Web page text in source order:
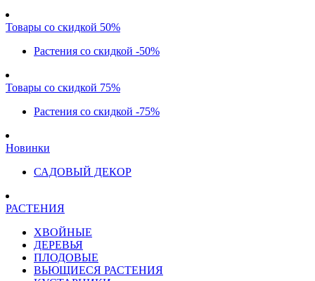
Товары со скидкой 50%
Растения со скидкой -50%
Товары со скидкой 75%
Растения со скидкой -75%
Новинки
САДОВЫЙ ДЕКОР
РАСТЕНИЯ
ХВОЙНЫЕ
ДЕРЕВЬЯ
ПЛОДОВЫЕ
ВЬЮЩИЕСЯ РАСТЕНИЯ